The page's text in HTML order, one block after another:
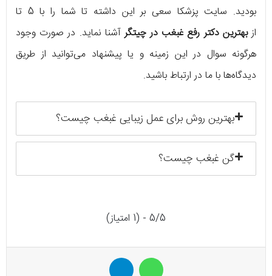
بودید. سایت پزشکا سعی بر این داشته تا شما را با 5 تا
ازبهترین دکتر رفع غبغب در چیتگرآشنا نماید. در صورت وجود
هرگونه سوال در این زمینه و یا پیشنهاد می‌توانید از طریق
دیدگاه‌ها با ما در ارتباط باشید.
بهترین روش برای عمل زیبایی غبغب چیست؟
گن غبغب چیست؟
5/5 - (1 امتیاز)
واتس آپ